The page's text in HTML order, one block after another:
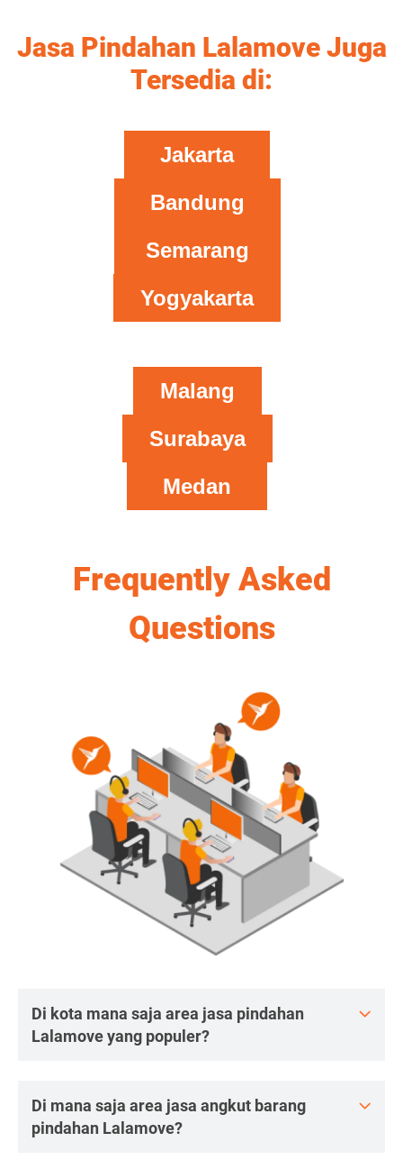
Jasa Pindahan Lalamove Juga
Tersedia di:
Jakarta
Bandung
Semarang
Yogyakarta
Malang
Surabaya
Medan
Frequently Asked
Questions
Di kota mana saja area jasa pindahan
Lalamove yang populer?
Di mana saja area jasa angkut barang
pindahan Lalamove?